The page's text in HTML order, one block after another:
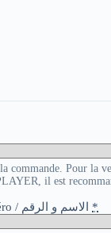
commande. Pour la
il est
Personnalisation Flocage: Nom et Numéro / الاسم و الرقم *